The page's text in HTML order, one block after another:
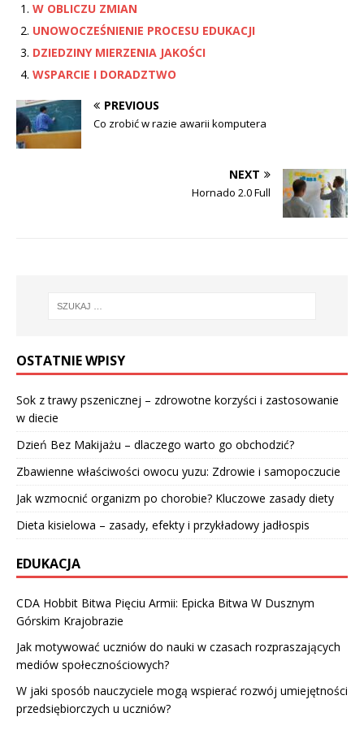
W OBLICZU ZMIAN
UNOWOCZEŚNIENIE PROCESU EDUKACJI
DZIEDZINY MIERZENIA JAKOŚCI
WSPARCIE I DORADZTWO
PREVIOUS
Co zrobić w razie awarii komputera
NEXT
Hornado 2.0 Full
OSTATNIE WPISY
Sok z trawy pszenicznej – zdrowotne korzyści i zastosowanie
w diecie
Dzień Bez Makijażu – dlaczego warto go obchodzić?
Zbawienne właściwości owocu yuzu: Zdrowie i samopoczucie
Jak wzmocnić organizm po chorobie? Kluczowe zasady diety
Dieta kisielowa – zasady, efekty i przykładowy jadłospis
EDUKACJA
CDA Hobbit Bitwa Pięciu Armii: Epicka Bitwa W Dusznym
Górskim Krajobrazie
Jak motywować uczniów do nauki w czasach rozpraszających
mediów społecznościowych?
W jaki sposób nauczyciele mogą wspierać rozwój umiejętności
przedsiębiorczych u uczniów?